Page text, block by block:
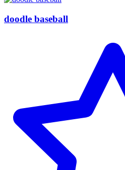
doodle baseball